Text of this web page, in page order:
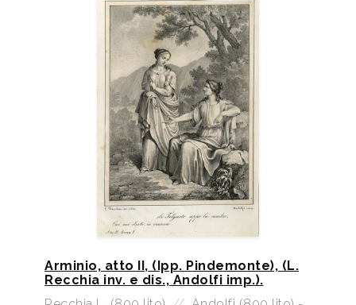
Arminio, atto II, (Ipp. Pindemonte), (L.
Recchia inv. e dis., Andolfi imp.).